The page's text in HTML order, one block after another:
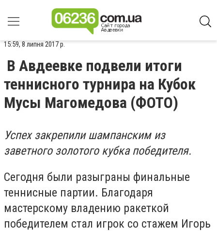
15:59, 8 липня 2017 р.
В Авдеевке подвели итоги
теннисного турнира на Кубок
Мусы Магомедова (ФОТО)
Успех закрепили шампанским из
заветного золотого кубка победителя.
Сегодня были разыграны финальные
теннисные партии. Благодаря
мастерскому владению ракеткой
победителем стал игрок со стажем Игорь